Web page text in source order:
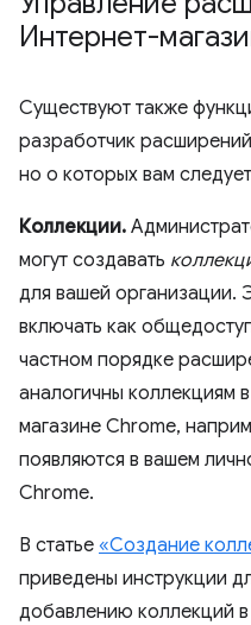
Интернет-
Существуют также
разработчик
но о которых вам
Коллекции.
могут создавать
для вашей организации.
включать как
частном порядке
аналогичны коллекциям
магазине Chrome,
появляются в вашем
Chrome.
В статье «Создание
приведены инструкции
добавлению коллекций